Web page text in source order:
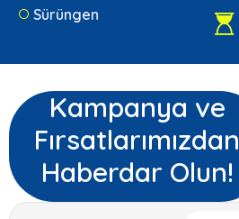
Sürüngen
Kampanya ve
Fırsatlarımızdan
Haberdar Olun!